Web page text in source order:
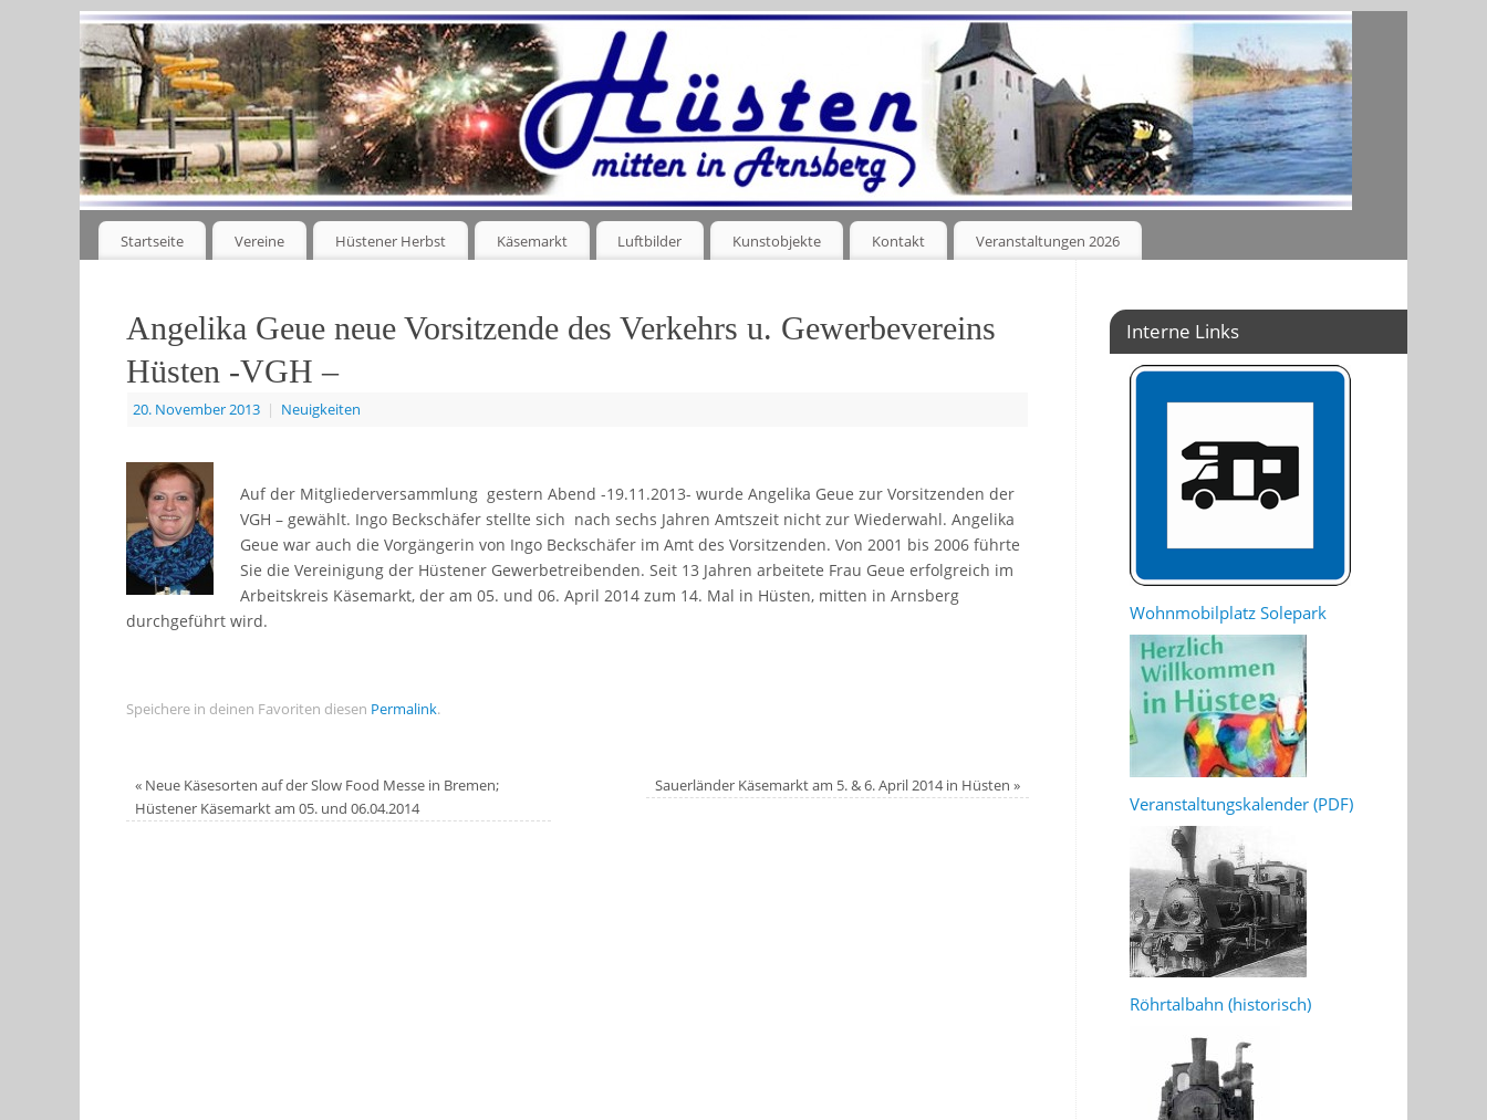
Startseite Vereine Hüstener Herbst Käsemarkt Luftbilder Kunstobjekte Kontakt Veranstaltungen 2026
Angelika Geue neue Vorsitzende des Verkehrs u. Gewerbevereins
Hüsten -VGH –
20. November 2013 | Neuigkeiten
Auf der Mitgliederversammlung gestern Abend -19.11.2013- wurde Angelika Geue zur Vorsitzenden der
VGH – gewählt. Ingo Beckschäfer stellte sich nach sechs Jahren Amtszeit nicht zur Wiederwahl. Angelika
Geue war auch die Vorgängerin von Ingo Beckschäfer im Amt des Vorsitzenden. Von 2001 bis 2006 führte
Sie die Vereinigung der Hüstener Gewerbetreibenden. Seit 13 Jahren arbeitete Frau Geue erfolgreich im
Arbeitskreis Käsemarkt, der am 05. und 06. April 2014 zum 14. Mal in Hüsten, mitten in Arnsberg
durchgeführt wird.
Speichere in deinen Favoriten diesen Permalink.
« Neue Käsesorten auf der Slow Food Messe in Bremen;
Hüstener Käsemarkt am 05. und 06.04.2014
Sauerländer Käsemarkt am 5. & 6. April 2014 in Hüsten »
Interne Links
Wohnmobilplatz Solepark
Veranstaltungskalender (PDF)
Röhrtalbahn (historisch)